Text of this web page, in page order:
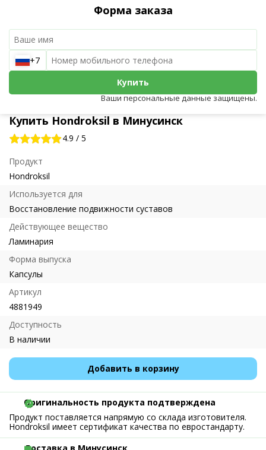
Купить Hondroksil в Минусинск
4.9 / 5
Продукт
Hondroksil
Используется для
Восстановление подвижности суставов
Действующее вещество
Ламинария
Форма выпуска
Капсулы
Артикул
4881949
Доступность
В наличии
Добавить в корзину
Форма заказа
+7
Купить
Ваши персональные данные защищены.
Оригинальность продукта подтверждена
Продукт поставляется напрямую со склада изготовителя.
Hondroksil имеет сертификат качества по евростандарту.